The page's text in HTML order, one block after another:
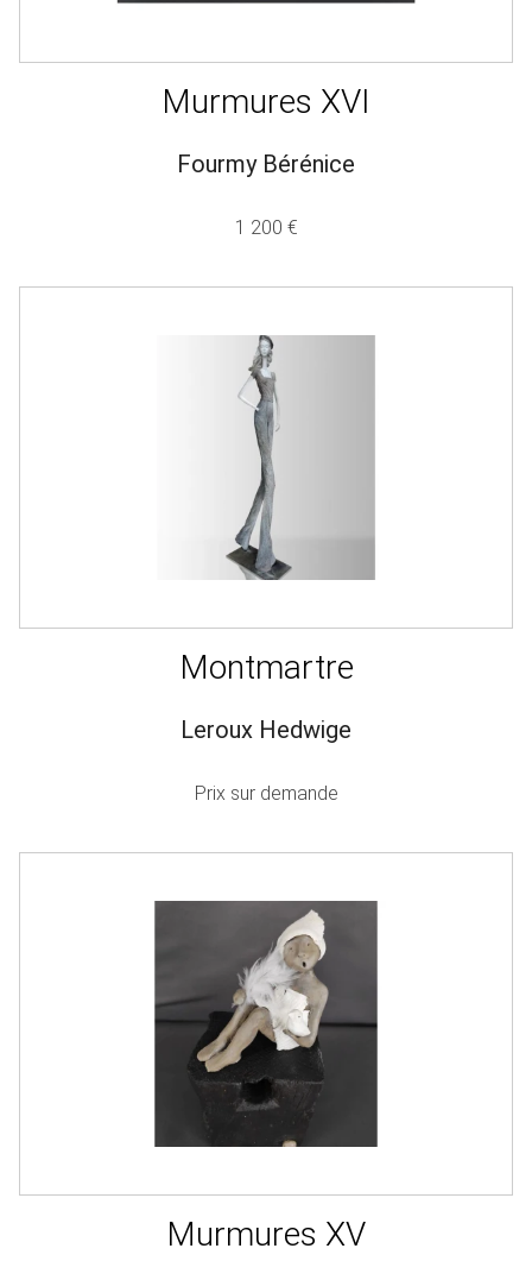
Murmures XVI
Fourmy Bérénice
1 200 €
Montmartre
Leroux Hedwige
Prix sur demande
Murmures XV